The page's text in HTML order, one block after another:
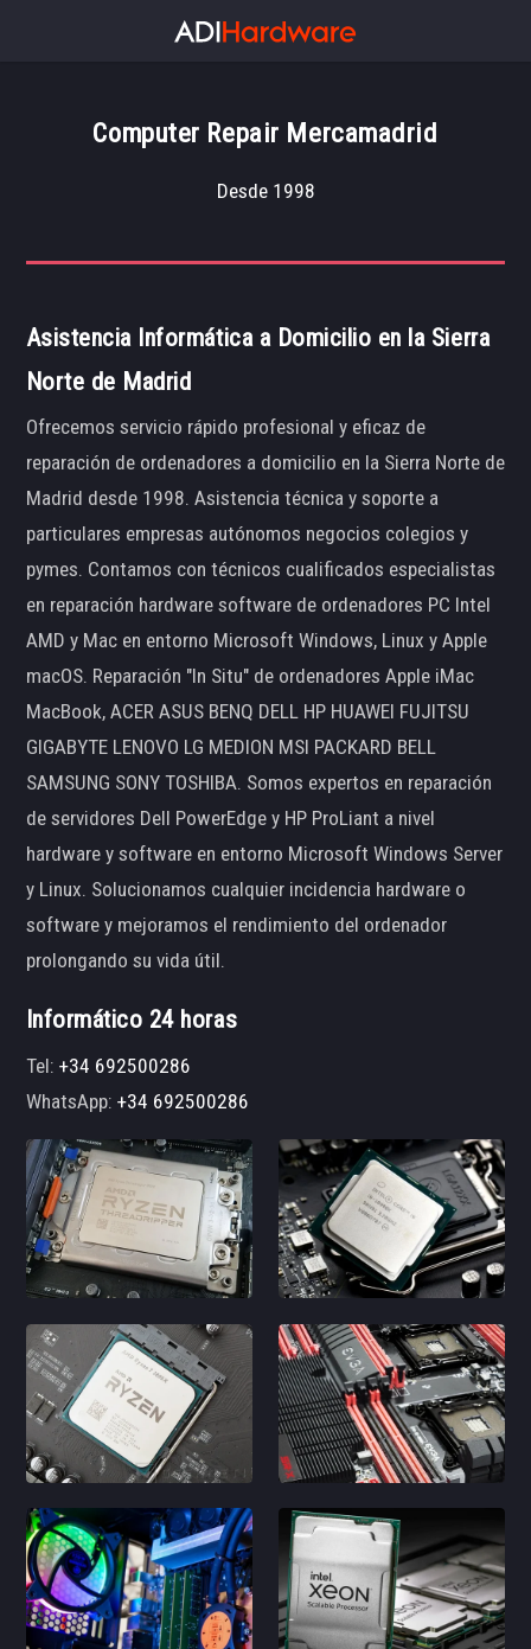
Computer Repair Mercamadrid
Desde 1998
Asistencia Informática a Domicilio en la Sierra
Norte de Madrid
Ofrecemos servicio rápido profesional y eficaz de
reparación de ordenadores a domicilio en la Sierra Norte de
Madrid desde 1998. Asistencia técnica y soporte a
particulares empresas autónomos negocios colegios y
pymes. Contamos con técnicos cualificados especialistas
en reparación hardware software de ordenadores PC Intel
AMD y Mac en entorno Microsoft Windows, Linux y Apple
macOS. Reparación "In Situ" de ordenadores Apple iMac
MacBook, ACER ASUS BENQ DELL HP HUAWEI FUJITSU
GIGABYTE LENOVO LG MEDION MSI PACKARD BELL
SAMSUNG SONY TOSHIBA. Somos expertos en reparación
de servidores Dell PowerEdge y HP ProLiant a nivel
hardware y software en entorno Microsoft Windows Server
y Linux. Solucionamos cualquier incidencia hardware o
software y mejoramos el rendimiento del ordenador
prolongando su vida útil.
Informático 24 horas
Tel:+34 692500286
WhatsApp:+34 692500286